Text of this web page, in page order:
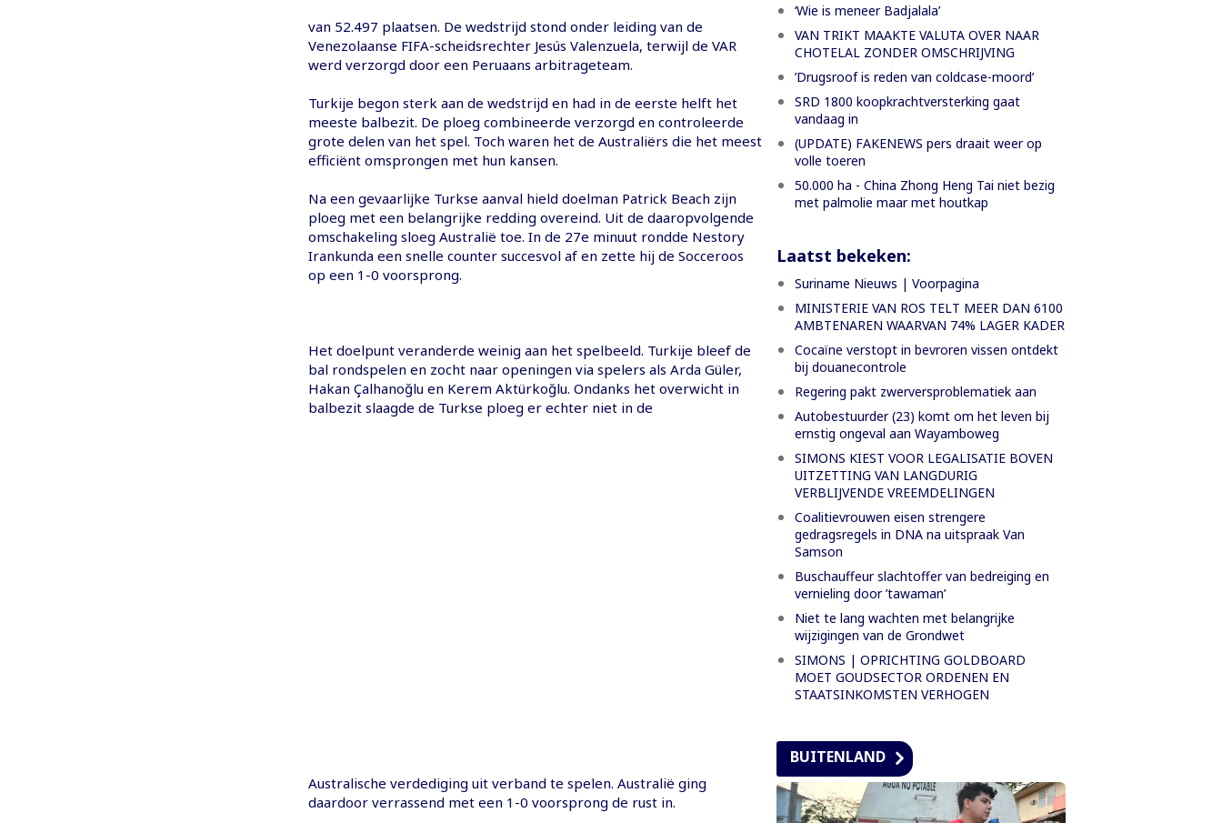
van 52.497 plaatsen. De wedstrijd stond onder leiding van de
Venezolaanse FIFA-scheidsrechter Jesús Valenzuela, terwijl de VAR
werd verzorgd door een Peruaans arbitrageteam.
Turkije begon sterk aan de wedstrijd en had in de eerste helft het
meeste balbezit. De ploeg combineerde verzorgd en controleerde
grote delen van het spel. Toch waren het de Australiërs die het meest
efficiënt omsprongen met hun kansen.
Na een gevaarlijke Turkse aanval hield doelman Patrick Beach zijn
ploeg met een belangrijke redding overeind. Uit de daaropvolgende
omschakeling sloeg Australië toe. In de 27e minuut rondde Nestory
Irankunda een snelle counter succesvol af en zette hij de Socceroos
op een 1-0 voorsprong.
Het doelpunt veranderde weinig aan het spelbeeld. Turkije bleef de
bal rondspelen en zocht naar openingen via spelers als Arda Güler,
Hakan Çalhanoğlu en Kerem Aktürkoğlu. Ondanks het overwicht in
balbezit slaagde de Turkse ploeg er echter niet in de
Australische verdediging uit verband te spelen. Australië ging
daardoor verrassend met een 1-0 voorsprong de rust in.
‘Wie is meneer Badjalala’
VAN TRIKT MAAKTE VALUTA OVER NAAR
CHOTELAL ZONDER OMSCHRIJVING
’Drugsroof is reden van coldcase-moord’
SRD 1800 koopkrachtversterking gaat
vandaag in
(UPDATE) FAKENEWS pers draait weer op
volle toeren
50.000 ha - China Zhong Heng Tai niet bezig
met palmolie maar met houtkap
Laatst bekeken:
Suriname Nieuws | Voorpagina
MINISTERIE VAN ROS TELT MEER DAN 6100
AMBTENAREN WAARVAN 74% LAGER KADER
Cocaïne verstopt in bevroren vissen ontdekt
bij douanecontrole
Regering pakt zwerversproblematiek aan
Autobestuurder (23) komt om het leven bij
ernstig ongeval aan Wayamboweg
SIMONS KIEST VOOR LEGALISATIE BOVEN
UITZETTING VAN LANGDURIG
VERBLIJVENDE VREEMDELINGEN
Coalitievrouwen eisen strengere
gedragsregels in DNA na uitspraak Van
Samson
Buschauffeur slachtoffer van bedreiging en
vernieling door ’tawaman’
Niet te lang wachten met belangrijke
wijzigingen van de Grondwet
SIMONS | OPRICHTING GOLDBOARD
MOET GOUDSECTOR ORDENEN EN
STAATSINKOMSTEN VERHOGEN
BUITENLAND